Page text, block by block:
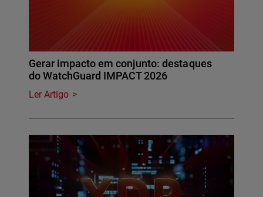
Gerar impacto em conjunto: destaques
do WatchGuard IMPACT 2026
Ler Artigo